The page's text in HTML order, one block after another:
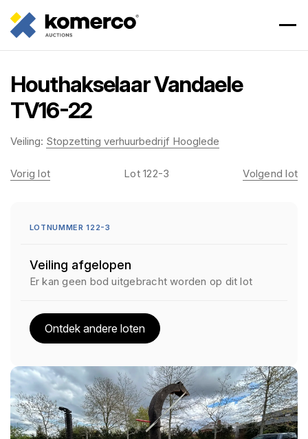
Houthakselaar Vandaele
TV16-22
Veiling: Stopzetting verhuurbedrijf Hooglede
Vorig lot Lot 122-3 Volgend lot
LOTNUMMER 122-3
Veiling afgelopen
Er kan geen bod uitgebracht worden op dit lot
Ontdek andere loten